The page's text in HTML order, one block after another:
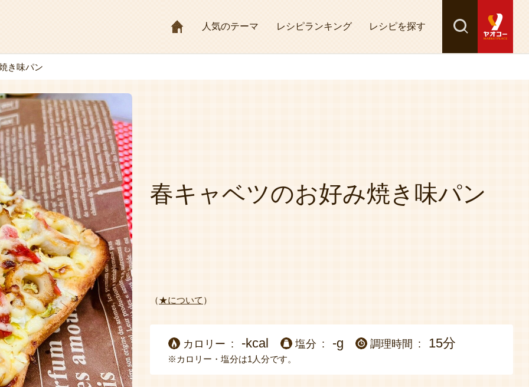
HOME人気のテーマ レシピランキング レシピを探す 検索
探す
き味パン
春キャベツのお好み焼き味パン
（★について ）
カロリー -kcal 塩分 -g 調理時間 15分
※カロリー・塩分は1人分です。